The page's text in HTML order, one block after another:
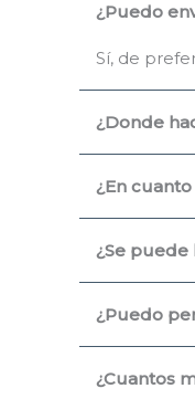
¿Puedo
Sí, de
¿Donde
¿En
¿Se puede
¿Puedo
¿Cuantos